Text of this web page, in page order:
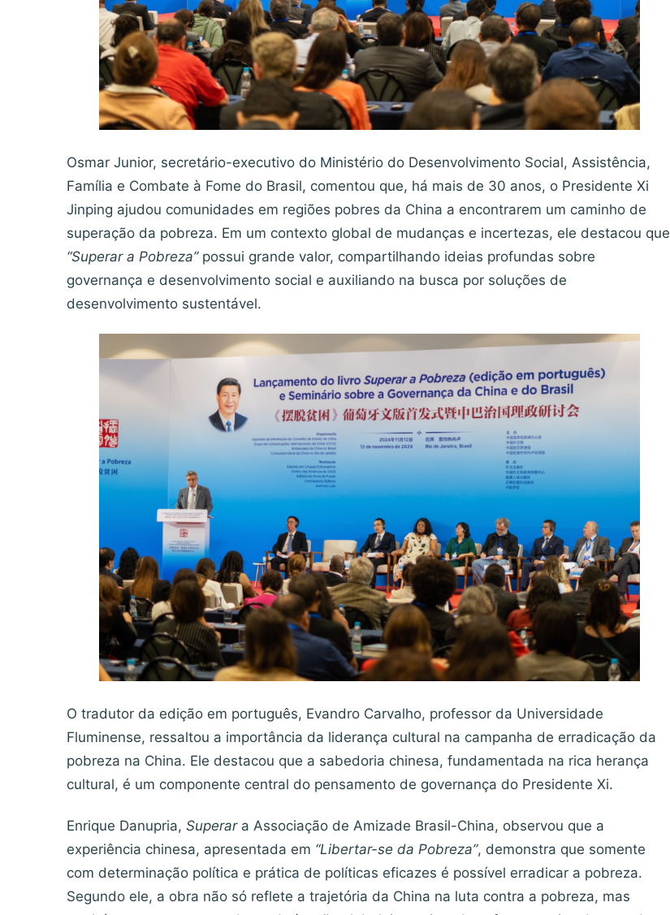
Osmar Junior, secretário-executivo do Ministério do Desenvolvimento Social, Assistência,
Família e Combate à Fome do Brasil, comentou que, há mais de 30 anos, o Presidente Xi
Jinping ajudou comunidades em regiões pobres da China a encontrarem um caminho de
superação da pobreza. Em um contexto global de mudanças e incertezas, ele destacou que
“Superar a Pobreza”possui grande valor, compartilhando ideias profundas sobre
governança e desenvolvimento social e auxiliando na busca por soluções de
desenvolvimento sustentável.
O tradutor da edição em português, Evandro Carvalho, professor da Universidade
Fluminense, ressaltou a importância da liderança cultural na campanha de erradicação da
pobreza na China. Ele destacou que a sabedoria chinesa, fundamentada na rica herança
cultural, é um componente central do pensamento de governança do Presidente Xi.
Enrique Danupria, Superar a Associação de Amizade Brasil-China, observou que a
experiência chinesa, apresentada em “Libertar-se da Pobreza”, demonstra que somente
com determinação política e prática de políticas eficazes é possível erradicar a pobreza.
Segundo ele, a obra não só reflete a trajetória da China na luta contra a pobreza, mas